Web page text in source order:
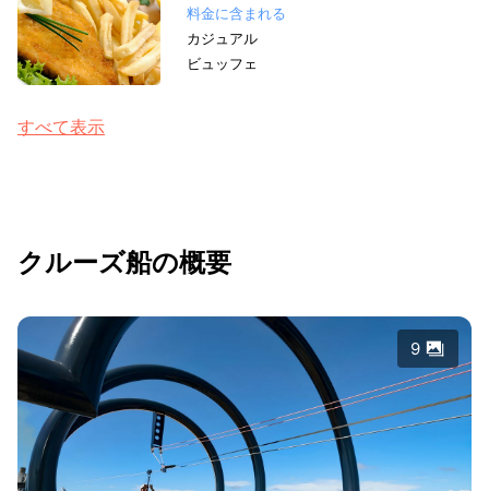
料金に含まれる
カジュアル
ビュッフェ
すべて表示
クルーズ船の概要
9